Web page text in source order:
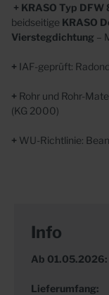
+ KRASO Typ
beidseitige KRASO
Vierstegdichtung –
+ IAF-geprüft:
+ Rohr und Rohr-
(KG 2000)
+ WU-Richtlinie:
Info
Ab 01.05.2026:
Lieferumfang: